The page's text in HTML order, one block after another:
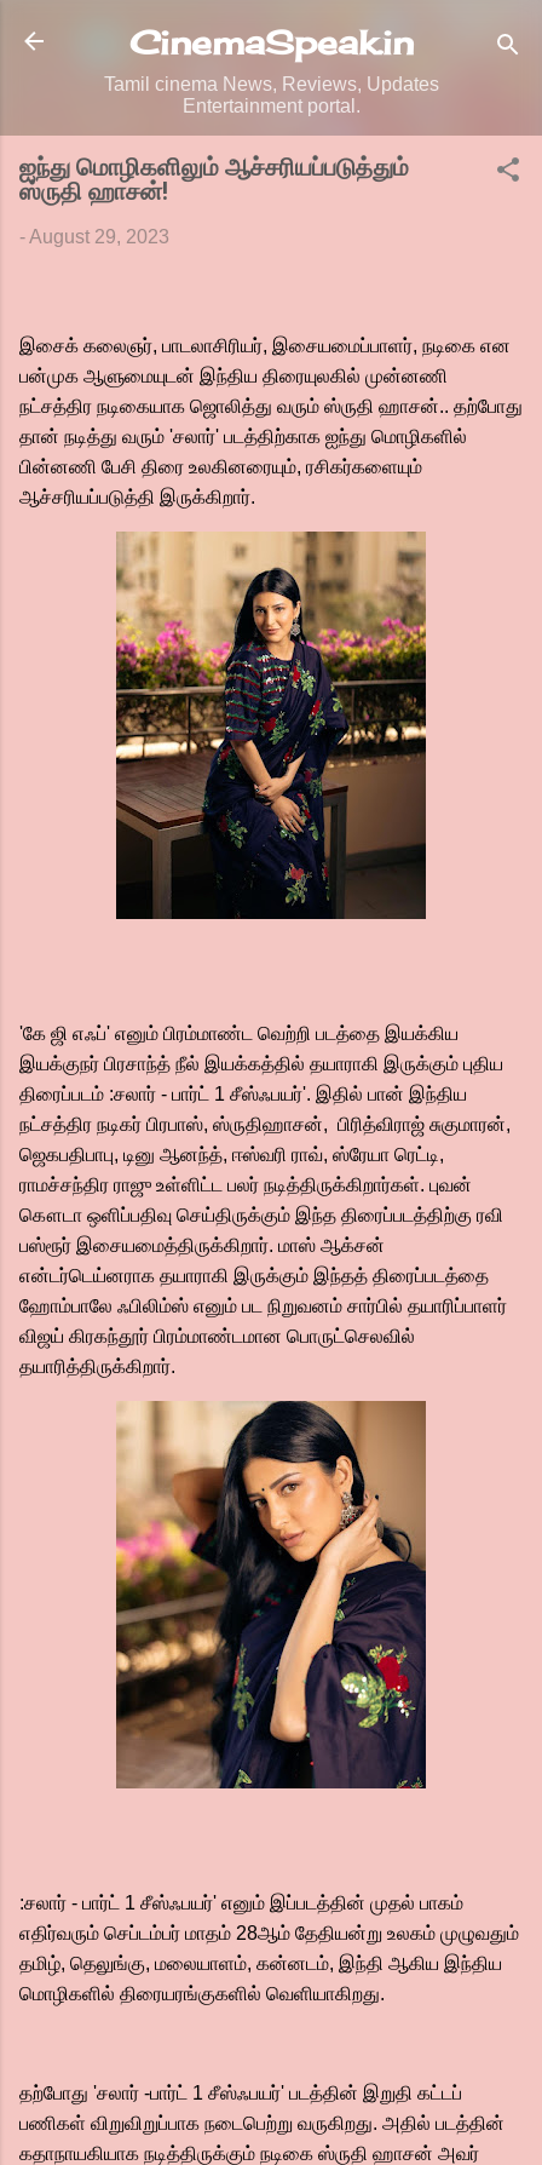
Skip to main content
CinemaSpeak.in
Tamil cinema News, Reviews, Updates
Entertainment portal.
ஐந்து மொழிகளிலும் ஆச்சரியப்படுத்தும்
ஸ்ருதி ஹாசன்!
-August 29, 2023
இசைக் கலைஞர், பாடலாசிரியர், இசையமைப்பாளர், நடிகை என
பன்முக ஆளுமையுடன் இந்திய திரையுலகில் முன்னணி
நட்சத்திர நடிகையாக ஜொலித்து வரும் ஸ்ருதி ஹாசன்.. தற்போது
தான் நடித்து வரும் 'சலார்' படத்திற்காக ஐந்து மொழிகளில்
பின்னணி பேசி திரை உலகினரையும், ரசிகர்களையும்
ஆச்சரியப்படுத்தி இருக்கிறார்.
'கே ஜி எஃப்' எனும் பிரம்மாண்ட வெற்றி படத்தை இயக்கிய
இயக்குநர் பிரசாந்த் நீல் இயக்கத்தில் தயாராகி இருக்கும் புதிய
திரைப்படம் :சலார் - பார்ட் 1 சீஸ்ஃபயர்'. இதில் பான் இந்திய
நட்சத்திர நடிகர் பிரபாஸ், ஸ்ருதிஹாசன், பிரித்விராஜ் சுகுமாரன்,
ஜெகபதிபாபு, டினு ஆனந்த், ஈஸ்வரி ராவ், ஸ்ரேயா ரெட்டி,
ராமச்சந்திர ராஜு உள்ளிட்ட பலர் நடித்திருக்கிறார்கள். புவன்
கௌடா ஒளிப்பதிவு செய்திருக்கும் இந்த திரைப்படத்திற்கு ரவி
பஸ்ரூர் இசையமைத்திருக்கிறார். மாஸ் ஆக்சன்
என்டர்டெய்னராக தயாராகி இருக்கும் இந்தத் திரைப்படத்தை
ஹோம்பாலே ஃபிலிம்ஸ் எனும் பட நிறுவனம் சார்பில் தயாரிப்பாளர்
விஜய் கிரகந்தூர் பிரம்மாண்டமான பொருட்செலவில்
தயாரித்திருக்கிறார்.
:சலார் - பார்ட் 1 சீஸ்ஃபயர்' எனும் இப்படத்தின் முதல் பாகம்
எதிர்வரும் செப்டம்பர் மாதம் 28ஆம் தேதியன்று உலகம் முழுவதும்
தமிழ், தெலுங்கு, மலையாளம், கன்னடம், இந்தி ஆகிய இந்திய
மொழிகளில் திரையரங்குகளில் வெளியாகிறது.
தற்போது 'சலார் -பார்ட் 1 சீஸ்ஃபயர்' படத்தின் இறுதி கட்டப்
பணிகள் விறுவிறுப்பாக நடைபெற்று வருகிறது. அதில் படத்தின்
கதாநாயகியாக நடித்திருக்கும் நடிகை ஸ்ருதி ஹாசன் அவர்